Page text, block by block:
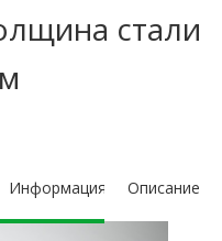
стали
Информация Описание